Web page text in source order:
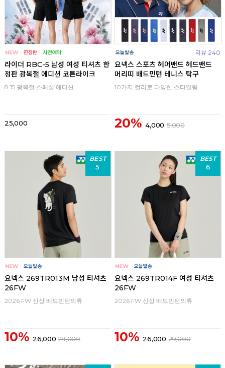
라이더 RBC-5 남성 여성 티셔츠 한
정판 광복절 에디션 코튼라이크
8.15 광복절 스페셜 에디션
25,000
리뷰 240
요넥스 스포츠 헤어밴드 헤드밴드
머리띠 배드민턴 테니스 탁구
10가지 컬러로 다양한 스타일링
20% 4,000 5,000
BEST
5
요넥스 269TR013M 남성 티셔츠
26FW
2026 FW 신상 배드민턴의류
10% 26,000 29,000
BEST
6
요넥스 269TR014F 여성 티셔츠
26FW
2026 FW 신상 배드민턴의류
10% 26,000 29,000